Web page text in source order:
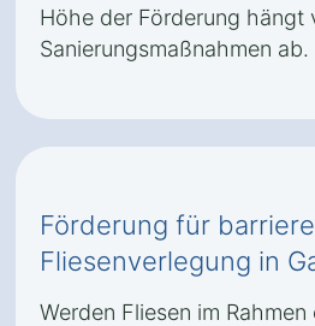
Höhe der Förderung hängt
Sanierungsmaßnahmen ab.
Förderung für
Fliesenverlegung in
Werden Fliesen im